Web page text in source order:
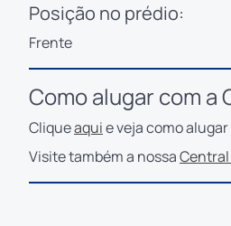
Posição no prédio:
Frente
Como alugar com a
Cliqueaquie veja como
Visite também a nossaCentral